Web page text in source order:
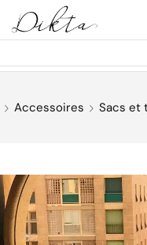
Accessoires Sacs et